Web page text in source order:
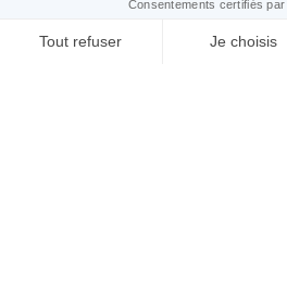
À propos de nous